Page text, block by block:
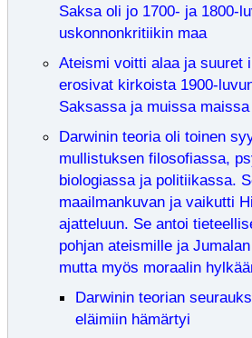
Saksa oli jo 1700- ja 1800-
uskonnonkritiikin maa
Ateismi voitti alaa ja suuret
erosivat kirkoista 1900-
Saksassa ja muissa maissa
Darwinin teoria oli toinen
mullistuksen filosofiassa,
biologiassa ja politiikassa.
maailmankuvan ja vaikutti
ajatteluun. Se antoi
pohjan ateismille ja
mutta myös moraalin
Darwinin teorian
eläimiin hämärtyi